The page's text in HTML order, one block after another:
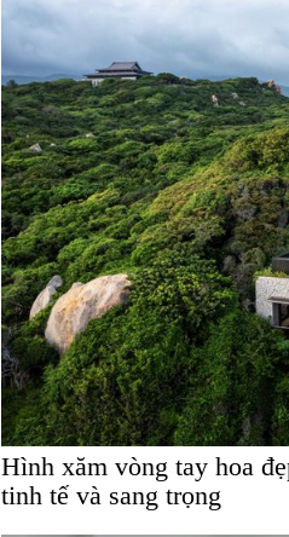
Hình xăm vòng tay hoa
tinh tế và sang trọng